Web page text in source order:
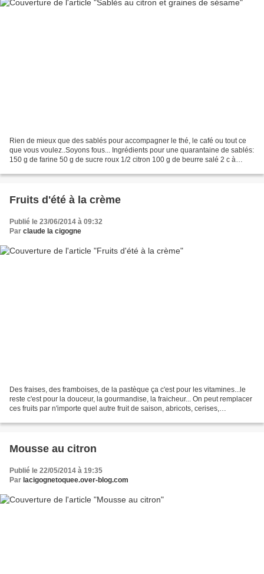
Rien de mieux que des sablés pour accompagner le thé, le café ou tout ce
que vous voulez..Soyons fous... Ingrédients pour une quarantaine de sablés:
150 g de farine 50 g de sucre roux 1/2 citron 100 g de beurre salé 2 c à
Fruits d'été à la crème
Publié le 23/06/2014 à 09:32
Par claude la cigogne
Des fraises, des framboises, de la pastèque ça c'est pour les vitamines...le
reste c'est pour la douceur, la gourmandise, la fraicheur... On peut remplacer
ces fruits par n'importe quel autre fruit de saison, abricots, cerises,
Mousse au citron
Publié le 22/05/2014 à 19:35
Par lacigognetoquee.over-blog.com